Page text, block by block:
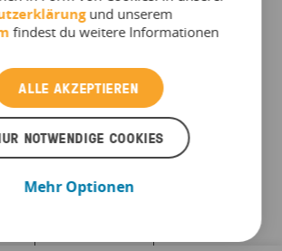
bis 1 Jahr
die von diesen
wir
was auf der
Website
und unserem
findest du weitere Informationen
ALLE AKZEPTIEREN
NOTWENDIGE COOKIES
Mehr Optionen